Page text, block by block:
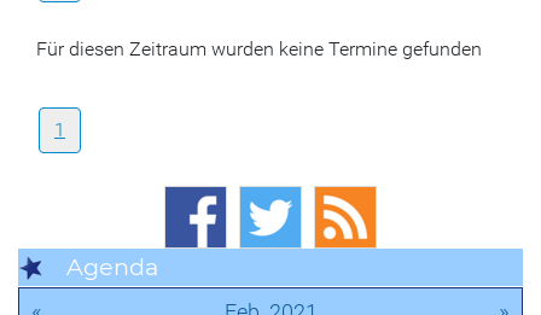
Für diesen Zeitraum wurden keine Termine gefunden
1
Agenda